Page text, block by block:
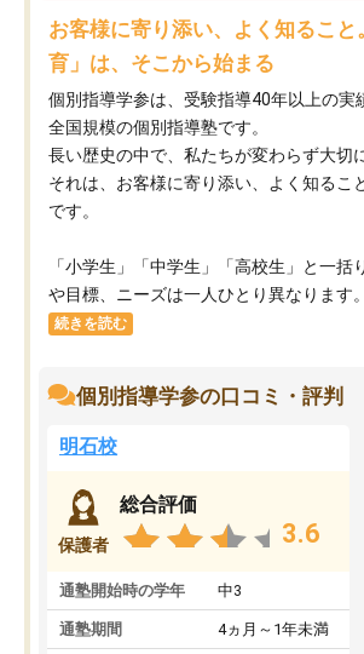
お客様に寄り添い、よく知ること
育」は、そこから始まる
個別指導学参は、受験指導40年以上の実
全国規模の個別指導塾です。
長い歴史の中で、私たちが変わらず大切
それは、お客様に寄り添い、よく知るこ
です。
「小学生」「中学生」「高校生」と一括
や目標、ニーズは一人ひとり異なります
続きを読む
個別指導学参の口コミ・評判
明石校
保護者
総合評価
3.6
通塾開始時の学年 中3
通塾期間 4ヵ月～1年未満